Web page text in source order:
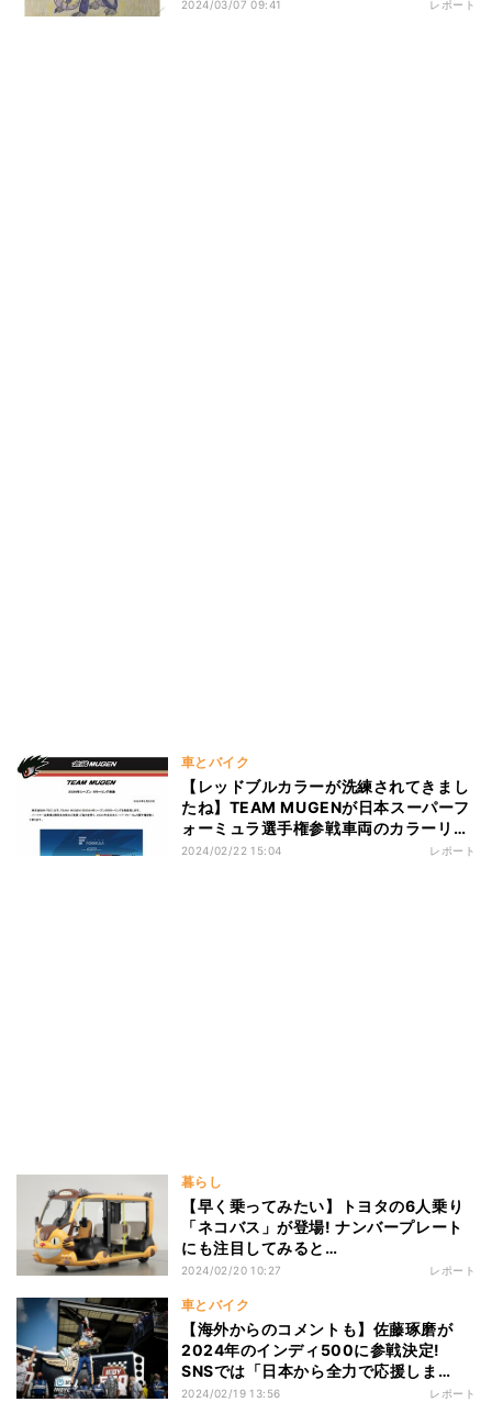
2024/03/07 09:41 レポート
車とバイク
【レッドブルカラーが洗練されてきまし
たね】TEAM MUGENが日本スーパーフ
ォーミュラ選手権参戦車両のカラーリン
グ発表! アニメ『ハイスピード エトワ
2024/02/22 15:04 レポート
暮らし
【早く乗ってみたい】トヨタの6人乗り
「ネコバス」が登場! ナンバープレート
にも注目してみると…
2024/02/20 10:27 レポート
車とバイク
【海外からのコメントも】佐藤琢磨が
2024年のインディ500に参戦決定!
SNSでは「日本から全力で応援しま
す!」と3勝目に期待する声が
2024/02/19 13:56 レポート